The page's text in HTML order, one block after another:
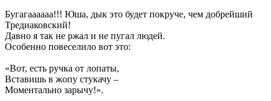
Бугагаааааа!!! Юша, дык это будет покруче, чем добрейший
Тредиаковский!
Давно я так не ржал и не пугал людей.
Особенно повеселило вот это:
«Вот, есть ручка от лопаты,
Вставишь в жопу стукачу –
Моментально зарычу!».